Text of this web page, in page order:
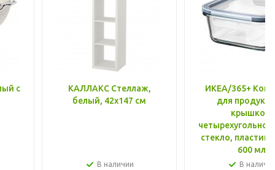
с
КАЛЛАКС Стеллаж,
белый, 42x147 см
В наличии
ИКЕА/365+
для
крышкой,
стекло, пластик
600 мл
В